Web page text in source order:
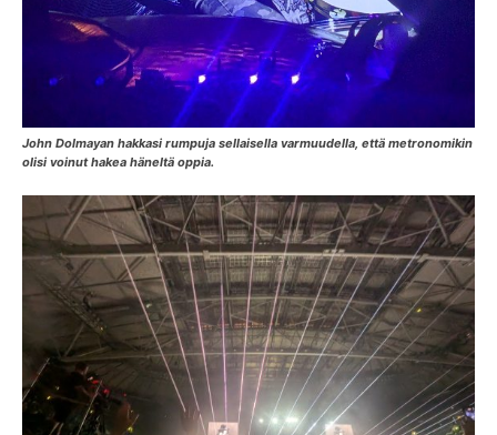
John Dolmayan hakkasi rumpuja sellaisella varmuudella, että metronomikin
olisi voinut hakea häneltä oppia.